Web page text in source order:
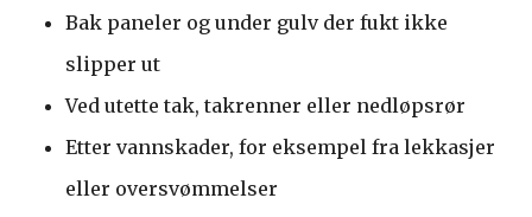
Bak paneler og under gulv der fukt ikke
slipper ut
Ved utette tak, takrenner eller nedløpsrør
Etter vannskader, for eksempel fra lekkasjer
eller oversvømmelser